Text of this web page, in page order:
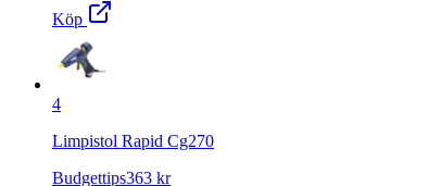
Köp
4
Limpistol Rapid Cg270
Budgettips363 kr